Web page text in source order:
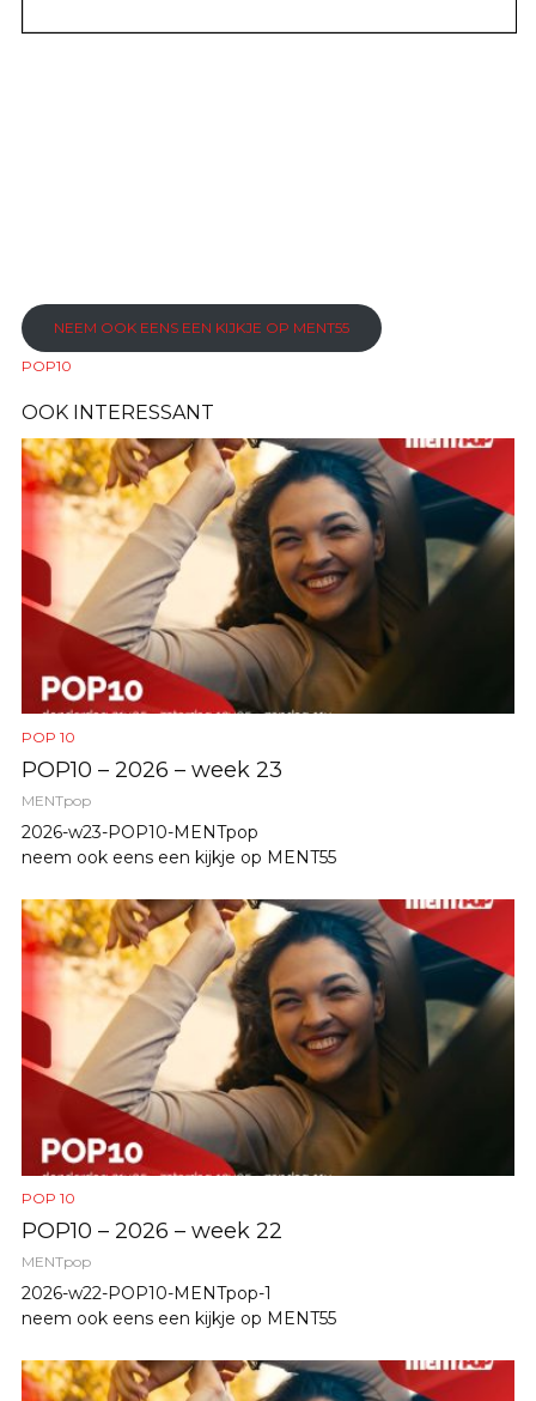
NEEM OOK EENS EEN KIJKJE OP MENT55
POP10
OOK INTERESSANT
POP 10
POP10 – 2026 – week 23
MENTpop
2026-w23-POP10-MENTpop
neem ook eens een kijkje op MENT55
POP 10
POP10 – 2026 – week 22
MENTpop
2026-w22-POP10-MENTpop-1
neem ook eens een kijkje op MENT55